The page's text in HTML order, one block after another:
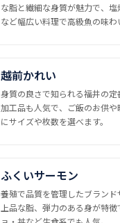
な脂と繊細な身質が魅力で、
など幅広い料理で高級魚の味わ
越前かれい
身質の良さで知られる福井の
加工品も人気で、ご飯のお供
にサイズや枚数を選べます。
ふくいサーモン
養殖で品質を管理したブランド
上品な脂、弾力のある身が特